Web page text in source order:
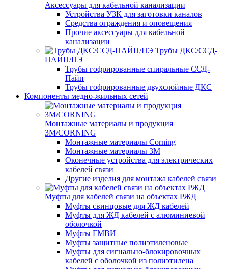
Аксессуары для кабельной канализации
Устройства УЗК для заготовки каналов
Средства ограждения и оповещения
Прочие аксессуары для кабельной
канализации
Трубы ДКС/ССД-
ПАЙП/ПЭ
Трубы гофрированные спиральные ССД-
Пайп
Трубы гофрированные двухслойные ДКС
Компоненты медно-жильных сетей
Монтажные материалы и продукция
3M/CORNING
Монтажные материалы Corning
Монтажные материалы 3M
Оконечные устройства для электрических
кабелей связи
Другие изделия для монтажа кабелей связи
Муфты для кабелей связи на объектах РЖД
Муфты свинцовые для ЖД кабелей
Муфты для ЖД кабелей с алюминиевой
оболочкой
Муфты ГМВИ
Муфты защитные полиэтиленовые
Муфты для сигнально-блокировочных
кабелей с оболочкой из полиэтилена